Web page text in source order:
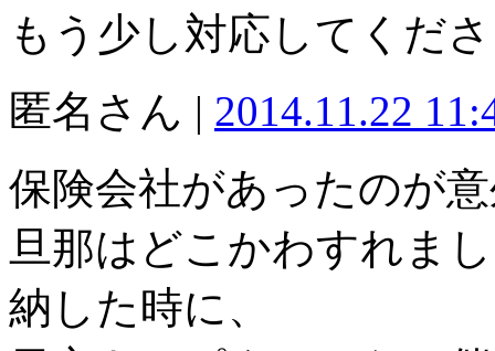
もう少し対応してくだ
匿名さん | 2014.11.22
保険会社があったのが
旦那はどこかわすれま
納した時に、